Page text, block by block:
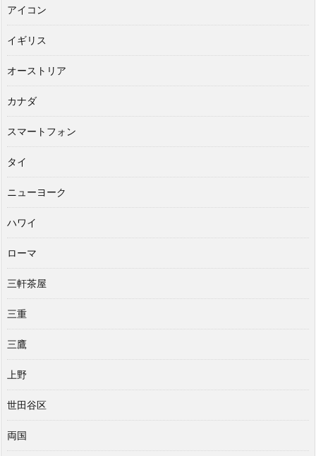
アイコン
イギリス
オーストリア
カナダ
スマートフォン
タイ
ニューヨーク
ハワイ
ローマ
三軒茶屋
三重
三鷹
上野
世田谷区
両国